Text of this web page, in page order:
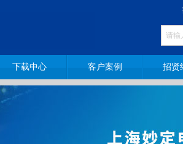
下载中心 客户案例 招贤